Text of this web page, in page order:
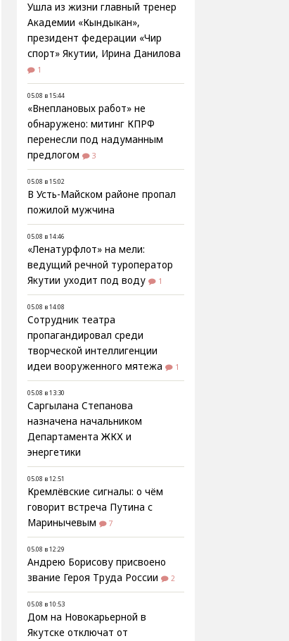
Ушла из жизни главный тренер
Академии «Кындыкан»,
президент федерации «Чир
спорт» Якутии, Ирина Данилова
1
05.08 в 15:44
«Внеплановых работ» не
обнаружено: митинг КПРФ
перенесли под надуманным
предлогом
3
05.08 в 15:02
В Усть-Майском районе пропал
пожилой мужчина
05.08 в 14:46
«Ленатурфлот» на мели:
ведущий речной туроператор
Якутии уходит под воду
1
05.08 в 14:08
Сотрудник театра
пропагандировал среди
творческой интеллигенции
идеи вооруженного мятежа
1
05.08 в 13:30
Саргылана Степанова
назначена начальником
Департамента ЖКХ и
энергетики
05.08 в 12:51
Кремлёвские сигналы: о чём
говорит встреча Путина с
Маринычевым
7
05.08 в 12:29
Андрею Борисову присвоено
звание Героя Труда России
2
05.08 в 10:53
Дом на Новокарьерной в
Якутске отключат от